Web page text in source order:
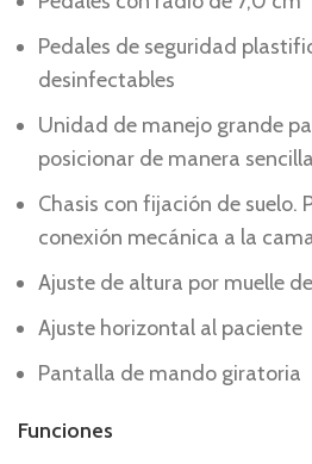
Pedales de seguridad
desinfectables
Unidad de manejo grande
posicionar de manera sencilla
Chasis con fijación de suelo.
conexión mecánica a la
Ajuste de altura por muelle
Ajuste horizontal al paciente
Pantalla de mando giratoria
Funciones